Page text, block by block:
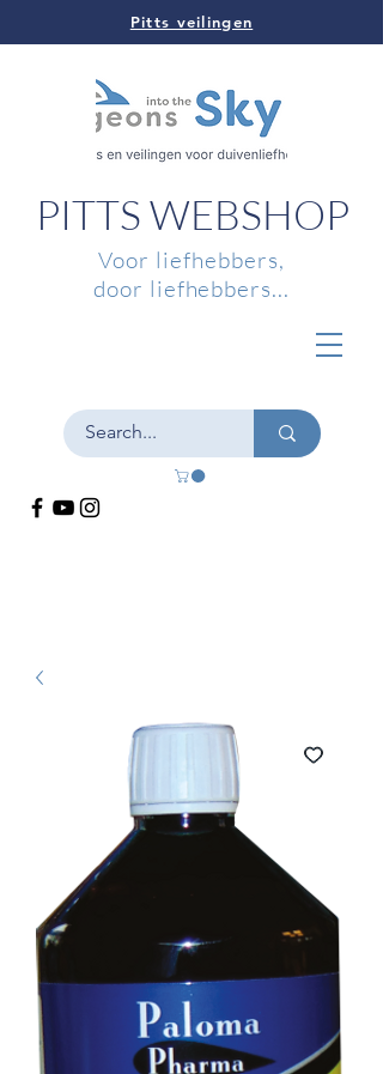
Pitts veilingen
PITTS WEBSHOP
Voor liefhebbers,
door liefhebbers...